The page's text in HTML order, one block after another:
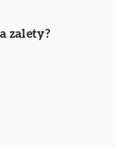
zalety?